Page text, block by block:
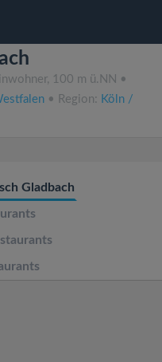
100 m ü.NN •
• Region: Köln /
Gladbach